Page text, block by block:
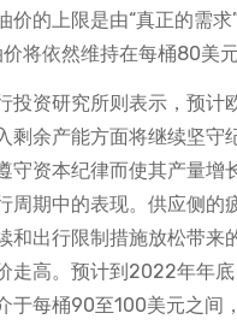
价的上限是由“真正的需求”
将依然维持在每桶80美元
投资研究所则表示，预计
剩余产能方面将继续坚守
守资本纪律而使其产量增
周期中的表现。供应侧的
和出行限制措施放松带来
走高。预计到2022年年
于每桶90至100美元之间